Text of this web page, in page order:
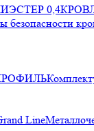
0,4
безопасности
Line